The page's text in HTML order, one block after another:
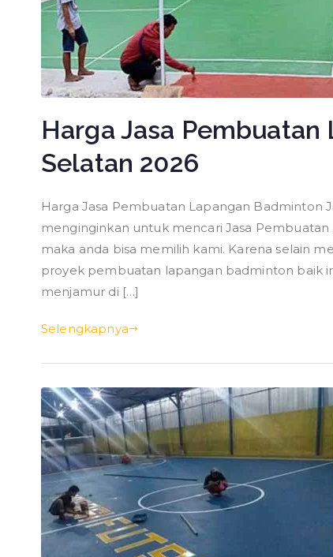
Harga Jasa
Selatan 2026
Harga Jasa Pembuatan Lapangan Badminton
menginginkan untuk mencari Jasa
maka anda bisa memilih kami. Karena selain
proyek pembuatan lapangan badminton baik
menjamur di […]
Selengkapnya